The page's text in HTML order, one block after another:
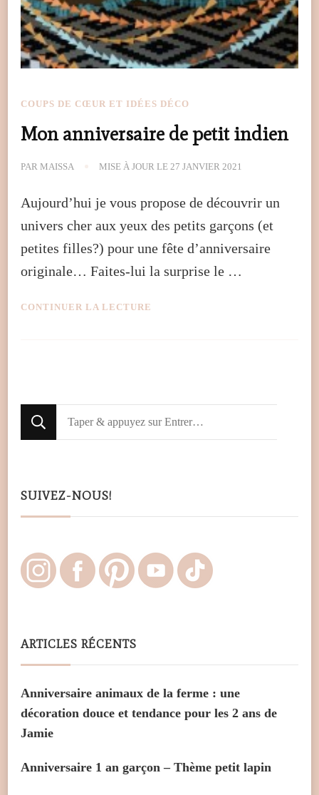
COUPS DE CŒUR ET IDÉES DÉCO
Mon anniversaire de petit indien
PAR MAISSA MISE À JOUR LE 27 JANVIER 2021
Aujourd’hui je vous propose de découvrir un
univers cher aux yeux des petits garçons (et
petites filles?) pour une fête d’anniversaire
originale… Faites-lui la surprise le …
CONTINUER LA LECTURE
Looking
for
SUIVEZ-NOUS!
ARTICLES RÉCENTS
Anniversaire animaux de la ferme : une
décoration douce et tendance pour les 2 ans de
Jamie
Anniversaire 1 an garçon – Thème petit lapin